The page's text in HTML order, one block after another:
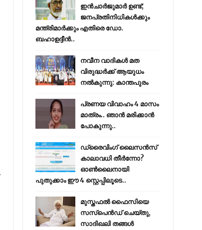
ഇൻചാർജുമാർ ഉണ്ട്;
ജനപ്രതിനിധികൾക്കും
മന്ത്രിമാർക്കും എതിരെ ഡോ.
ബഹാഉദ്ദീൻ..
നവീന വാദികൾ മത
വിരുദ്ധർക്ക് ആയുധം
നൽകുന്നു: കാന്തപുരം
പ്രണയ വിവാഹം 4 മാസം
മാത്രം.. ഞാൻ മരിക്കാൻ
പോകുന്നു..
ഡ്രൈവിംഗ് ലൈസൻസ്
കാലാവധി തീർന്നോ?
ഓൺലൈനായി
പുതുക്കാം ഈ 4 സ്റ്റെപ്പിലൂടെ..
മുസ്തഫൽ ഫൈസിയെ
സസ്‌പെൻഡ് ചെയ്തു,
സാദിഖലി തങ്ങൾ